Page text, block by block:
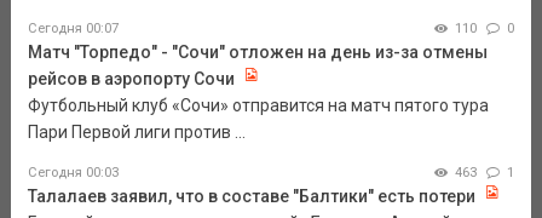
Сегодня 00:07 110 0
Матч "Торпедо" - "Сочи" отложен на день из-за отмены
рейсов в аэропорту Сочи
Футбольный клуб «Сочи» отправится на матч пятого тура
Пари Первой лиги против ...
Сегодня 00:03 463 1
Талалаев заявил, что в составе "Балтики" есть потери